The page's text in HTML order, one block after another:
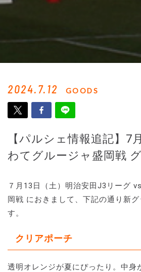
2024.7.12 GOODS
【パルシェ情報追記】7
わてグルージャ盛岡戦
７月13日（土）明治安田J3リーグ
岡戦 におきまして、下記の通り新
す。
クリアポーチ
透明オレンジが夏にぴったり。中身